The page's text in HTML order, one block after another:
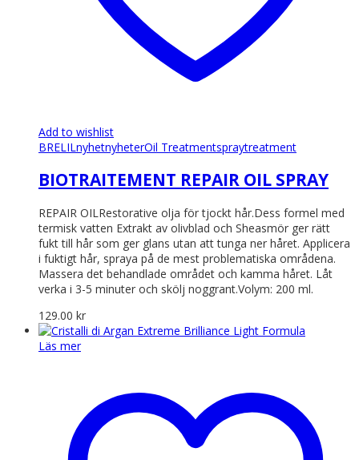
Add to wishlist
BRELILnyhetnyheterOil Treatmentspraytreatment
BIOTRAITEMENT REPAIR OIL SPRAY
REPAIR OILRestorative olja för tjockt hår.Dess formel med
termisk vatten Extrakt av olivblad och Sheasmör ger rätt
fukt till hår som ger glans utan att tunga ner håret. Applicera
i fuktigt hår, spraya på de mest problematiska områdena.
Massera det behandlade området och kamma håret. Låt
verka i 3-5 minuter och skölj noggrant.Volym: 200 ml.
129.00 kr
Läs mer